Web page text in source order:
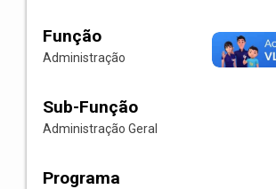
Função
Administração
Sub-Função
Administração Geral
Programa